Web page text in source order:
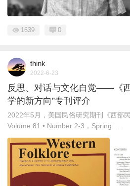
1639 0
think
2022-6-23
反思、对话与文化自觉——《
学的新方向”专刊评介
2022年5月，美国民俗研究期刊《西部
Volume 81 • Number 2-3，Spring ...